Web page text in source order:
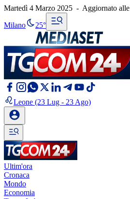
Martedì 4 Marzo 2025 - Aggiornato alle
Milano 25°
Leone (23 Lug - 23 Ago)
Ultim'ora
Cronaca
Mondo
Economia